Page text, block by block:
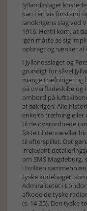
Jyllandsslaget
kan i en vis forstand
landkrigens slag ved
1916. Hertil kom, at
igen måtte se sig
opbragt og sænket af
I Jyllandsslaget og
grundigt for såvel
mange træfninger og
på overfladeskibe og
ombord på
af søkrigen. Alle
enkelte træfning eller
til de overordnede
førte til denne eller
til efterspillet. Det
irrelevant
om SMS Magdeburg,
i hvilken
tyske kodebøger,
Admiralitetet i
afkode de tyske
(s. 14-25). Den tyske